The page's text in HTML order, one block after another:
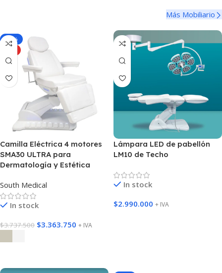
Más Mobiliario
-10%
Camilla Eléctrica 4 motores
SMA30 ULTRA para
Dermatología y Estética
South Medical
In stock
$3.737.500 $3.363.750 + IVA
Lámpara LED de pabellón
LM10 de Techo
In stock
$2.990.000 + IVA